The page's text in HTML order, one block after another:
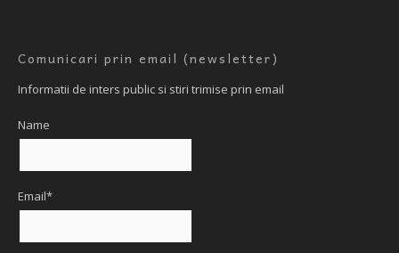
Comunicari prin email (newsletter)
Informatii de inters public si stiri trimise prin email
Name
Email*